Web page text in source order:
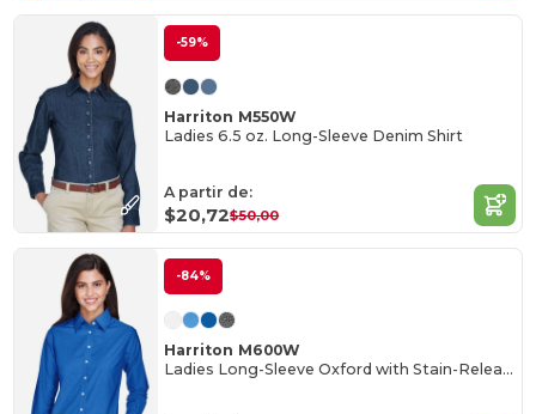
-59%
Harriton M550W
Ladies 6.5 oz. Long-Sleeve Denim Shirt
A partir de:
$20,72$50,00
-84%
Harriton M600W
Ladies Long-Sleeve Oxford with Stain-Release